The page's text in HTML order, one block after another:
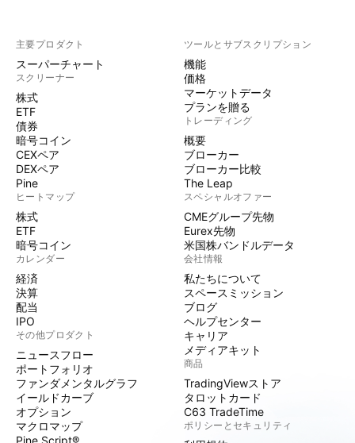
主要プロダクト
スーパーチャート
スクリーナー
株式
ETF
債券
暗号コイン
CEXペア
DEXペア
Pine
ヒートマップ
株式
ETF
暗号コイン
カレンダー
経済
決算
配当
IPO
その他プロダクト
ニュースフロー
ポートフォリオ
ファンダメンタルグラフ
イールドカーブ
オプション
マクロマップ
Pine Script®
ツールとサブスクリプション
機能
価格
マーケットデータ
プランを贈る
トレーディング
概要
ブローカー
ブローカー比較
The Leap
スペシャルオファー
CMEグループ先物
Eurex先物
米国株バンドルデータ
会社情報
私たちについて
スペースミッション
ブログ
ヘルプセンター
キャリア
メディアキット
商品
TradingViewストア
タロットカード
C63 TradeTime
ポリシーとセキュリティ